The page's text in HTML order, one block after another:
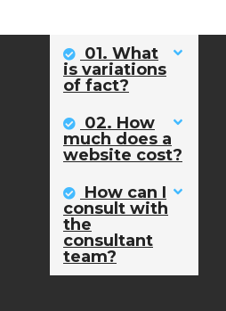
01. What
is variations
of fact?
02. How
much does a
website cost?
How can I
consult with
the
consultant
team?